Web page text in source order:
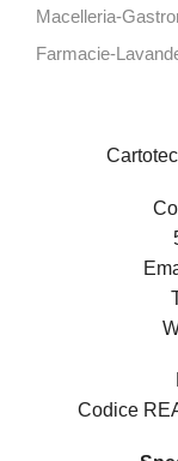
Macelleria-
Farmacie-
Codice